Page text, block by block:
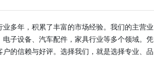
子设备、汽车配件，家具行业等多个领域。凭
的信赖与好评。选择我们，就是选择专业、品